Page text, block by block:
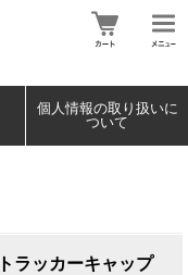
個人情報の取り扱いに
ついて
ラッカーキャップ